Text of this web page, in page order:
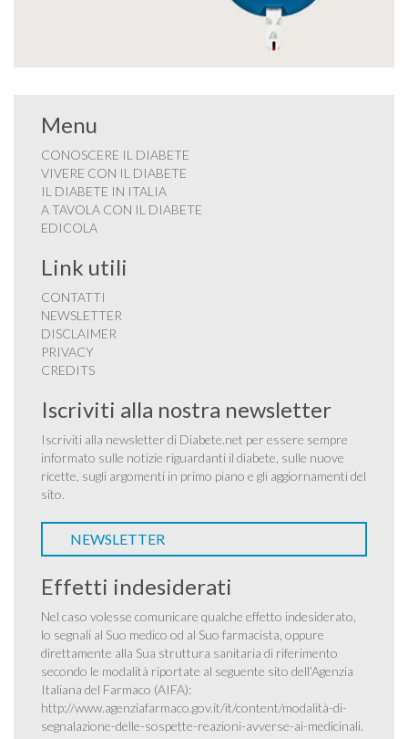
Menu
CONOSCERE IL DIABETE
VIVERE CON IL DIABETE
IL DIABETE IN ITALIA
A TAVOLA CON IL DIABETE
EDICOLA
Link utili
CONTATTI
NEWSLETTER
DISCLAIMER
PRIVACY
CREDITS
Iscriviti alla nostra newsletter
Iscriviti alla newsletter di Diabete.net per essere sempre
informato sulle notizie riguardanti il diabete, sulle nuove
ricette, sugli argomenti in primo piano e gli aggiornamenti del
sito.
NEWSLETTER
Effetti indesiderati
Nel caso volesse comunicare qualche effetto indesiderato,
lo segnali al Suo medico od al Suo farmacista, oppure
direttamente alla Sua struttura sanitaria di riferimento
secondo le modalità riportate al seguente sito dell’Agenzia
Italiana del Farmaco (AIFA):
http://www.agenziafarmaco.gov.it/it/content/modalità-di-
segnalazione-delle-sospette-reazioni-avverse-ai-medicinali.